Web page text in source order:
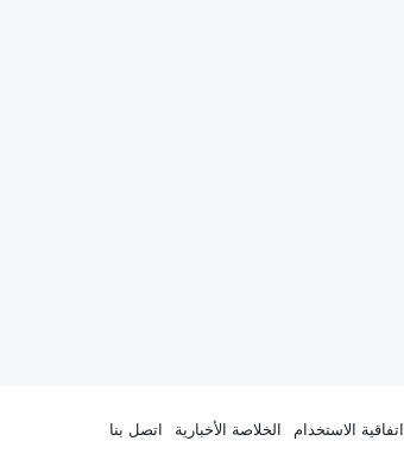
اتفاقية الاستخدام الخلاصة الأخبارية اتصل بنا